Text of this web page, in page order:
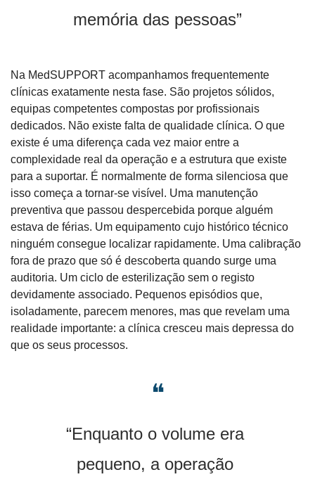
memória das pessoas”
Na MedSUPPORT acompanhamos frequentemente
clínicas exatamente nesta fase. São projetos sólidos,
equipas competentes compostas por profissionais
dedicados. Não existe falta de qualidade clínica. O que
existe é uma diferença cada vez maior entre a
complexidade real da operação e a estrutura que existe
para a suportar. É normalmente de forma silenciosa que
isso começa a tornar-se visível. Uma manutenção
preventiva que passou despercebida porque alguém
estava de férias. Um equipamento cujo histórico técnico
ninguém consegue localizar rapidamente. Uma calibração
fora de prazo que só é descoberta quando surge uma
auditoria. Um ciclo de esterilização sem o registo
devidamente associado. Pequenos episódios que,
isoladamente, parecem menores, mas que revelam uma
realidade importante: a clínica cresceu mais depressa do
que os seus processos.
❝
“Enquanto o volume era
pequeno, a operação